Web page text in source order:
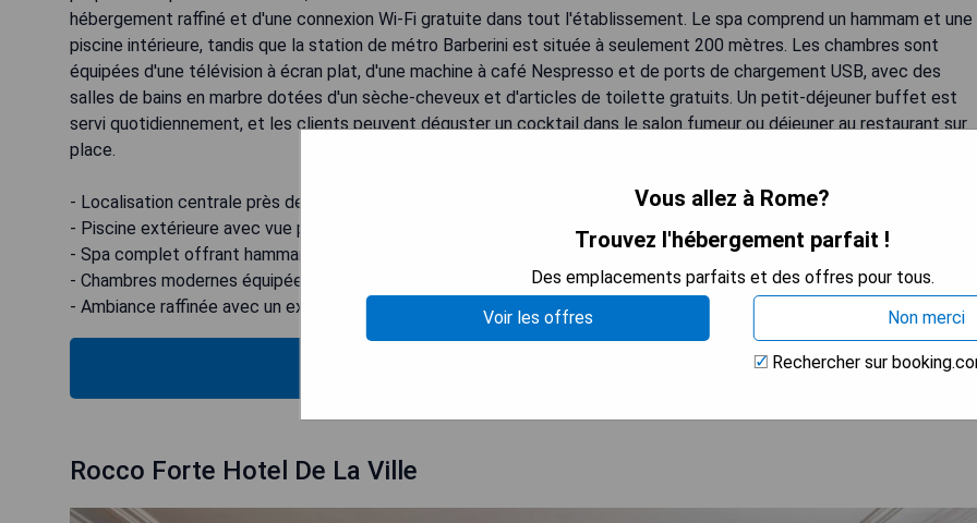
hébergement raffiné et d'une connexion Wi-Fi gratuite dans tout l'établissement. Le spa comprend un hammam et une
piscine intérieure, tandis que la station de métro Barberini est située à seulement 200 mètres. Les chambres sont
équipées d'une télévision à écran plat, d'une machine à café Nespresso et de ports de chargement USB, avec des
salles de bains en marbre dotées d'un sèche-cheveux et d'articles de toilette gratuits. Un petit-déjeuner buffet est
servi quotidiennement, et les clients peuvent déguster un cocktail dans le salon fumeur ou déjeuner au restaurant sur
place.
- Localisation centrale près des attractions principales
- Piscine extérieure avec vue panoramique
- Spa complet offrant hammam et piscine intérieure
- Chambres modernes équipées de commodités haut de gamme
- Ambiance raffinée avec un excellent service clientèle
Rocco Forte Hotel De La Ville
Vous allez à Rome?
Trouvez l'hébergement parfait !
Des emplacements parfaits et des offres pour tous.
Voir les offres
Non merci
Rechercher sur